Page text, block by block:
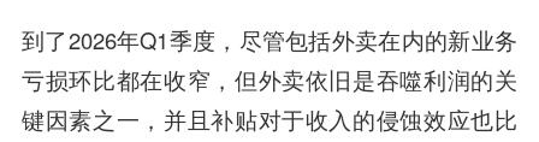
到了2026年Q1季度，尽管包括外卖在内的新业务
亏损环比都在收窄，但外卖依旧是吞噬利润的关
键因素之一，并且补贴对于收入的侵蚀效应也比